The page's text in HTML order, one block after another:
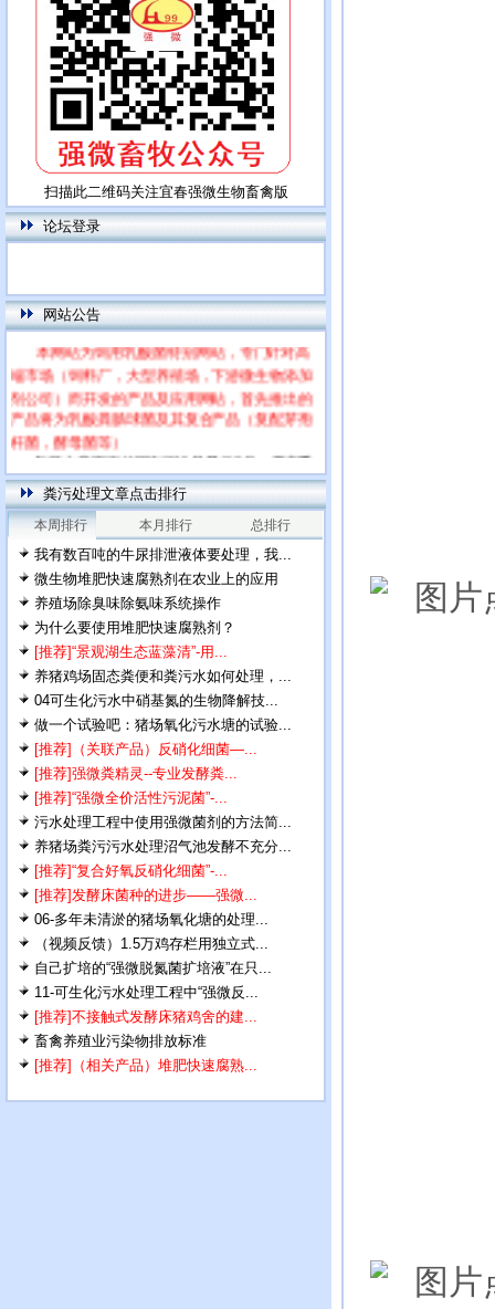
扫描此二维码关注宜春强微生物畜禽版
论坛登录
网站公告
端市场（饲料厂，大型养殖场，下游微生物添加
剂公司）而开发的产品及应用网站，首先推出的
产品将为乳酸粪肠球菌及其复合产品（复配芽孢
杆菌，酵母菌等）
每篇文章下面的网友评论只显示5条，要想看
全部评论，请点击网友评论框右上角的“更多”
粪污处理文章点击排行
本周排行 本月排行 总排行
我有数百吨的牛尿排泄液体要处理，我...
微生物堆肥快速腐熟剂在农业上的应用
养殖场除臭味除氨味系统操作
为什么要使用堆肥快速腐熟剂？
[推荐]“景观湖生态蓝藻清”-用...
养猪鸡场固态粪便和粪污水如何处理，...
04可生化污水中硝基氮的生物降解技...
做一个试验吧：猪场氧化污水塘的试验...
[推荐]（关联产品）反硝化细菌—...
[推荐]强微粪精灵--专业发酵粪...
[推荐]“强微全价活性污泥菌”-...
污水处理工程中使用强微菌剂的方法简...
养猪场粪污污水处理沼气池发酵不充分...
[推荐]“复合好氧反硝化细菌”-...
[推荐]发酵床菌种的进步——强微...
06-多年未清淤的猪场氧化塘的处理...
（视频反馈）1.5万鸡存栏用独立式...
自己扩培的“强微脱氮菌扩培液”在只...
11-可生化污水处理工程中“强微反...
[推荐]不接触式发酵床猪鸡舍的建...
畜禽养殖业污染物排放标准
[推荐]（相关产品）堆肥快速腐熟...